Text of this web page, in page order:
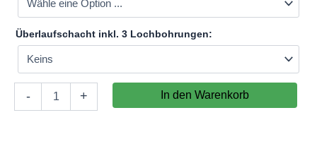
Überlaufschacht inkl. 3 Lochbohrungen:
-
60x60x50cm
+ In den Warenkorb